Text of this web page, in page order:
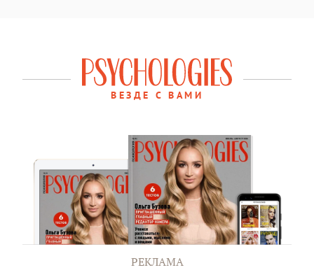
ВЕЗДЕ С ВАМИ
РЕКЛАМА